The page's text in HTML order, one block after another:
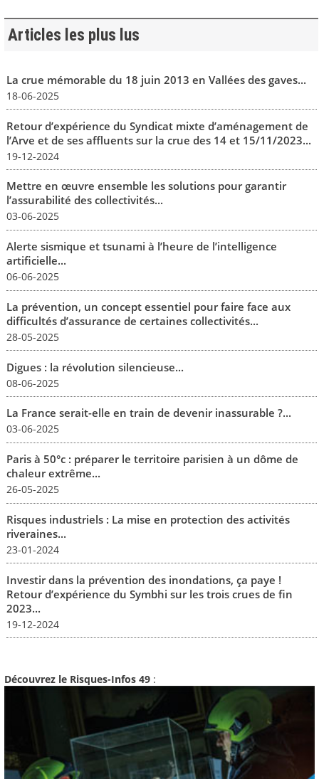
Articles les plus lus
La crue mémorable du 18 juin 2013 en Vallées des gaves...
18-06-2025
Retour d’expérience du Syndicat mixte d’aménagement de
l’Arve et de ses affluents sur la crue des 14 et 15/11/2023...
19-12-2024
Mettre en œuvre ensemble les solutions pour garantir
l’assurabilité des collectivités...
03-06-2025
Alerte sismique et tsunami à l’heure de l’intelligence
artificielle...
06-06-2025
La prévention, un concept essentiel pour faire face aux
difficultés d’assurance de certaines collectivités...
28-05-2025
Digues : la révolution silencieuse...
08-06-2025
La France serait-elle en train de devenir inassurable ?...
03-06-2025
Paris à 50°c : préparer le territoire parisien à un dôme de
chaleur extrême...
26-05-2025
Risques industriels : La mise en protection des activités
riveraines...
23-01-2024
Investir dans la prévention des inondations, ça paye !
Retour d’expérience du Symbhi sur les trois crues de fin
2023...
19-12-2024
Découvrez le Risques-Infos 49 :